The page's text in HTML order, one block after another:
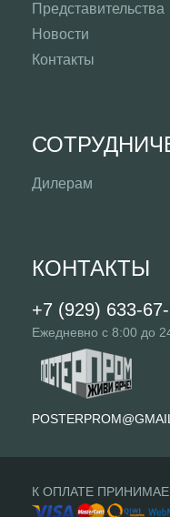
Представительства
Новости
Контакты
Дилерам
КОНТАКТЫ
+7 (929) 633-
Ежедневно с 8:00 до
К ОПЛАТЕ